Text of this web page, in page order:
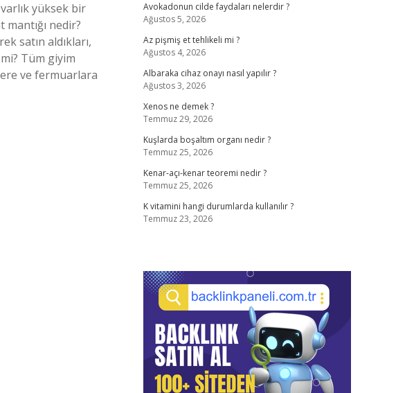
yüksek bir
nedir?
satın aldıkları,
Tüm giyim
ve fermuarlara
Avokadonun cilde faydaları nelerdir ?
Ağustos 5, 2026
Az pişmiş et tehlikeli mi ?
Ağustos 4, 2026
Albaraka cihaz onayı nasıl yapılır ?
Ağustos 3, 2026
Xenos ne demek ?
Temmuz 29, 2026
Kuşlarda boşaltım organı nedir ?
Temmuz 25, 2026
Kenar-açı-kenar teoremi nedir ?
Temmuz 25, 2026
K vitamini hangi durumlarda kullanılır ?
Temmuz 23, 2026